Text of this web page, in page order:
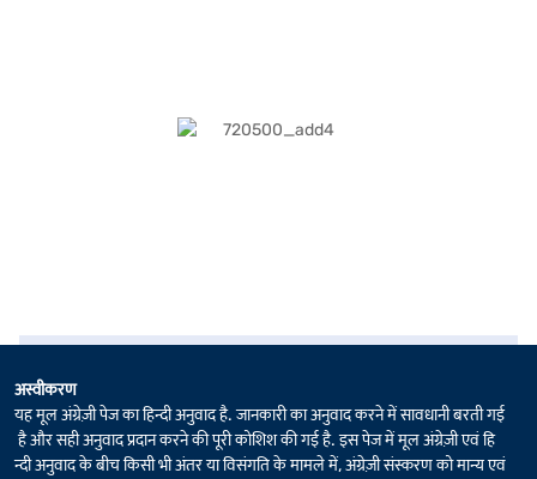
अस्वीकरण
यह मूल अंग्रेज़ी पेज का हिन्दी अनुवाद है. जानकारी का अनुवाद करने में सावधानी बरती गई
है और सही अनुवाद प्रदान करने की पूरी कोशिश की गई है. इस पेज में मूल अंग्रेज़ी एवं हि
न्दी अनुवाद के बीच किसी भी अंतर या विसंगति के मामले में, अंग्रेज़ी संस्करण को मान्य एवं